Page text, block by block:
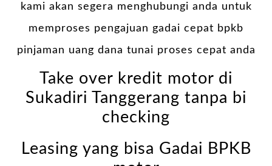
kami akan segera menghubungi anda untuk
memproses pengajuan gadai cepat bpkb
pinjaman uang dana tunai proses cepat anda
Take over kredit motor di
Sukadiri Tanggerang tanpa bi
checking
Leasing yang bisa Gadai BPKB